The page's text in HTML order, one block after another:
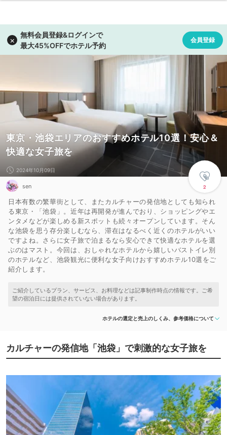
東京・池袋エリアのおすすめホテル10選！安心＆
快適な女子旅を
2
2024年10月09日
sen
日本有数の繁華街として、またカルチャーの発信地としても知られ
る東京・「池袋」。近年は再開発が進んでおり、ショッピングやエ
ンタメなどが楽しめる新スポットも続々オープンしています。そん
な池袋を思う存分楽しむなら、滞在はなるべく近くのホテルがいい
ですよね。さらに女子旅で泊まるなら安心できて快適なホテルを選
ぶのはマスト。今回は、おしゃれなホテルから嬉しいバストイレ別
のホテルなど、池袋観光に便利な女子向けおすすめホテル10選をご
紹介します。
ホテルの選定と売上のしくみ、参考価格について
カルチャーの発信地「池袋」で刺激的な女子旅を